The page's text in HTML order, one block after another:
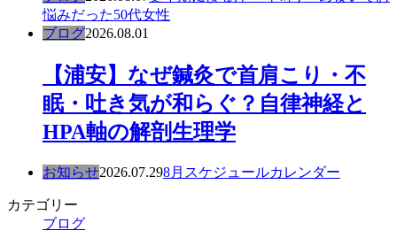
悩みだった50代女性
ブログ2026.08.01
【浦安】なぜ鍼灸で首肩こり・不
眠・吐き気が和らぐ？自律神経と
HPA軸の解剖生理学
お知らせ2026.07.298月スケジュールカレンダー
カテゴリー
ブログ